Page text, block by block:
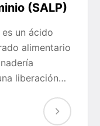
(SALP)
un ácido
alimentario
liberación…